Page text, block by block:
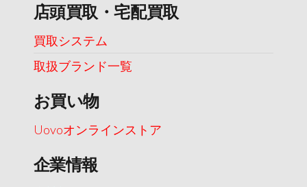
店頭買取・宅配買取
買取システム
取扱ブランド一覧
お買い物
Uovoオンラインストア
企業情報